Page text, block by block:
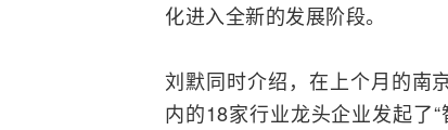
化进入全新的发展阶段。
刘默同时介绍，在上个月的南
内的18家行业龙头企业发起了